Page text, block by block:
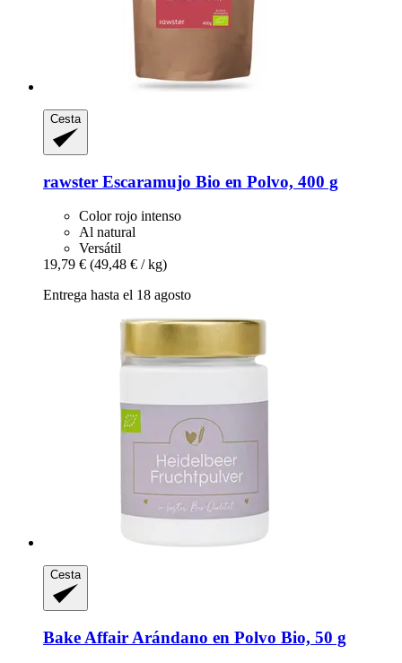
Cesta
rawster Escaramujo Bio en Polvo, 400 g
Color rojo intenso
Al natural
Versátil
19,79 € (49,48 € / kg)
Entrega hasta el 18 agosto
Cesta
Bake Affair Arándano en Polvo Bio, 50 g